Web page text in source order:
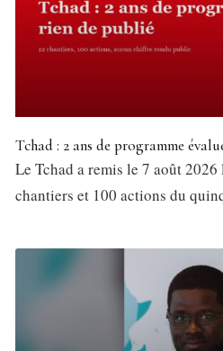
Tchad : 2 ans de programme
Le Tchad a remis le 7 août
chantiers et 100 actions du